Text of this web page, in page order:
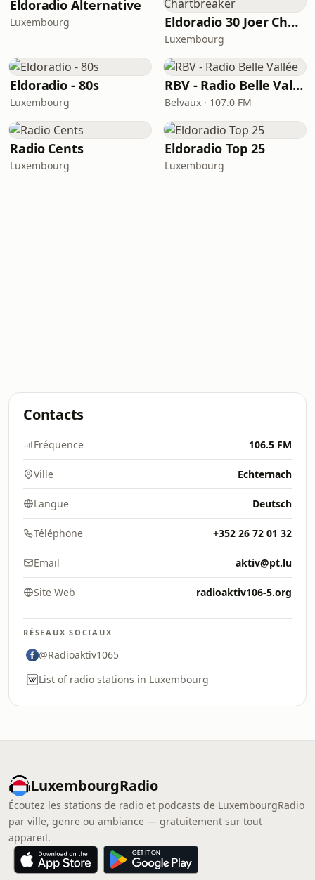
Eldoradio Alternative
Luxembourg Eldoradio 30 Joer Chartbreaker
Luxembourg
Eldoradio - 80s
Luxembourg
RBV - Radio Belle Vallée
Belvaux · 107.0 FM
Radio Cents
Luxembourg
Eldoradio Top 25
Luxembourg
Contacts
Fréquence 106.5 FM
Ville Echternach
Langue Deutsch
Téléphone +352 26 72 01 32
Email aktiv@pt.lu
Site Web radioaktiv106-5.org
RÉSEAUX SOCIAUX
@Radioaktiv1065
List of radio stations in Luxembourg
LuxembourgRadio
Écoutez les stations de radio et podcasts de LuxembourgRadio
par ville, genre ou ambiance — gratuitement sur tout
appareil.